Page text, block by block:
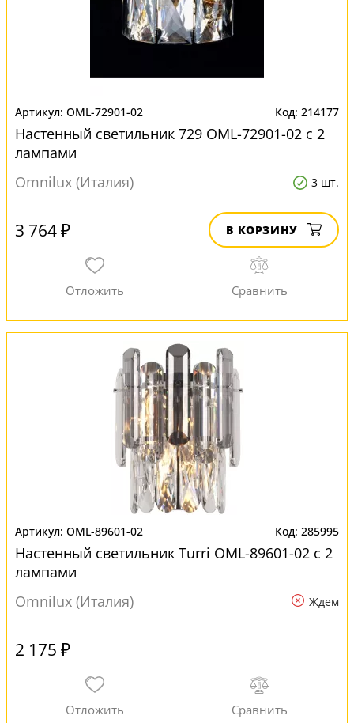
OML-72901-02 214177
Настенный светильник 729 OML-72901-02 с 2
лампами
Omnilux (Италия)
3 шт.
3 764 ₽ В КОРЗИНУ
OML-89601-02 285995
Настенный светильник Turri OML-89601-02 с 2
лампами
Omnilux (Италия)
Ждем
2 175 ₽